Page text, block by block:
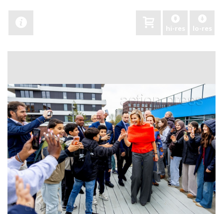
hi-res lo-res